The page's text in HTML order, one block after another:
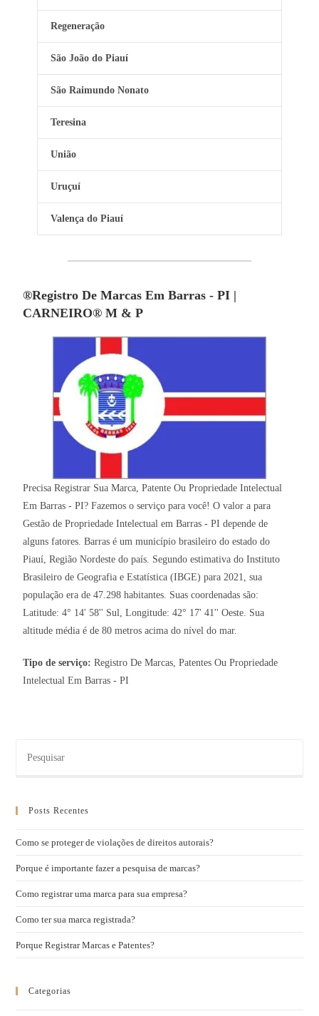
Regeneração
São João do Piauí
São Raimundo Nonato
Teresina
União
Uruçuí
Valença do Piauí
®Registro De Marcas Em Barras - PI |
CARNEIRO® M & P
Precisa Registrar Sua Marca, Patente Ou Propriedade Intelectual
Em Barras - PI? Fazemos o serviço para você! O valor a para
Gestão de Propriedade Intelectual em Barras - PI depende de
alguns fatores. Barras é um município brasileiro do estado do
Piauí, Região Nordeste do país. Segundo estimativa do Instituto
Brasileiro de Geografia e Estatística (IBGE) para 2021, sua
população era de 47.298 habitantes. Suas coordenadas são:
Latitude: 4° 14' 58'' Sul, Longitude: 42° 17' 41'' Oeste. Sua
altitude média é de 80 metros acima do nível do mar.
Tipo de serviço:Registro De Marcas, Patentes Ou Propriedade
Intelectual Em Barras - PI
Posts Recentes
Como se proteger de violações de direitos autorais?
Porque é importante fazer a pesquisa de marcas?
Como registrar uma marca para sua empresa?
Como ter sua marca registrada?
Porque Registrar Marcas e Patentes?
Categorias